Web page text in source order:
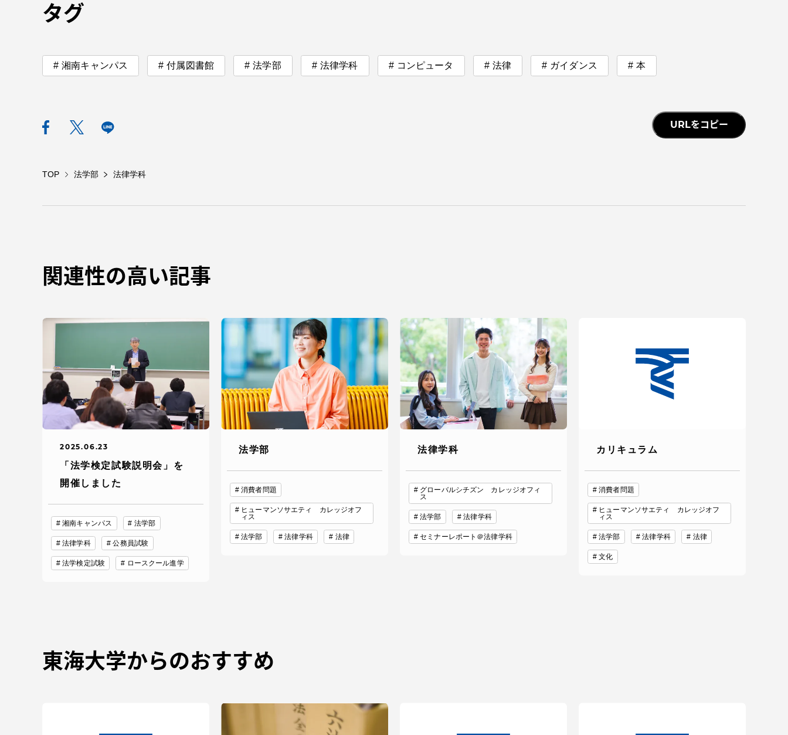
タグ
湘南キャンパス 付属図書館 法学部 法律学科 コンピュータ 法律 ガイダンス 本
URLをコピー
TOP 法学部 法律学科
関連性の高い記事
2025.06.23
「法学検定試験説明会」を
開催しました
湘南キャンパス 法学部
法律学科 公務員試験
法学検定試験 ロースクール進学
法学部
消費者問題
ヒューマンソサエティ カレッジオフ
ィス
法学部 法律学科 法律
法律学科
グローバルシチズン カレッジオフィ
ス
法学部 法律学科
セミナーレポート＠法律学科
カリキュラム
消費者問題
ヒューマンソサエティ カレッジオフ
ィス
法学部 法律学科 法律
文化
東海大学からのおすすめ
及び養成する人材
像と３つのポリシ